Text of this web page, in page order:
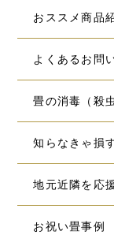
おススメ商品
よくあるお問
畳の消毒（殺
知らなきゃ損
地元近隣を応
お祝い畳事例